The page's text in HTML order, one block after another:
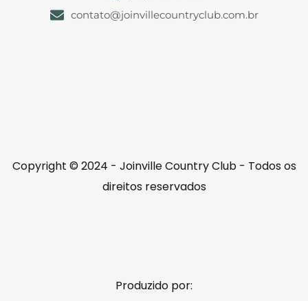
contato@joinvillecountryclub.com.br
Copyright © 2024 - Joinville Country Club - Todos os
direitos reservados
Produzido por: